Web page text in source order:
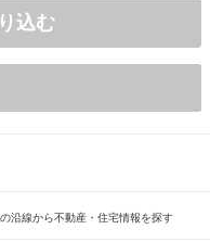
込む
沿線から不動産・住宅情報を探す